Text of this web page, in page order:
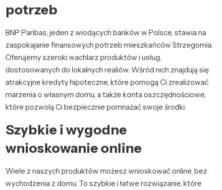
potrzeb
BNP Paribas, jeden z wiodących banków w Polsce, stawia na
zaspokajanie finansowych potrzeb mieszkańców Strzegomia.
Oferujemy szeroki wachlarz produktów i usług,
dostosowanych do lokalnych realiów. Wśród nich znajdują się
atrakcyjne kredyty hipoteczne, które pomogą Ci zrealizować
marzenia o własnym domu, a także konta oszczędnościowe,
które pozwolą Ci bezpiecznie pomnażać swoje środki.
Szybkie i wygodne
wnioskowanie online
Wiele z naszych produktów możesz wnioskować online, bez
wychodzenia z domu. To szybkie i łatwe rozwiązanie, które